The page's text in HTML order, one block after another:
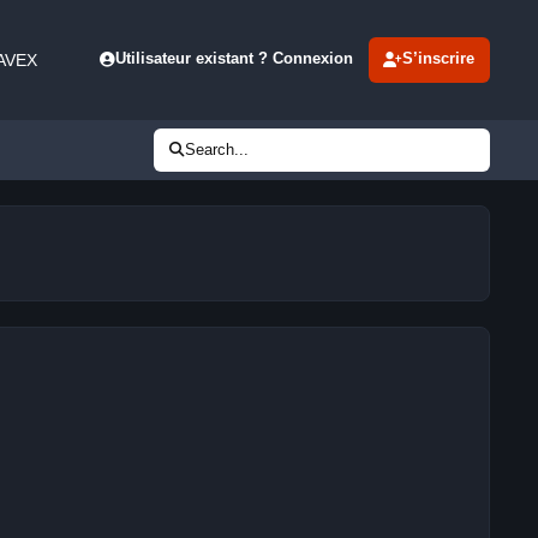
Utilisateur existant ? Connexion S’inscrire
Search...